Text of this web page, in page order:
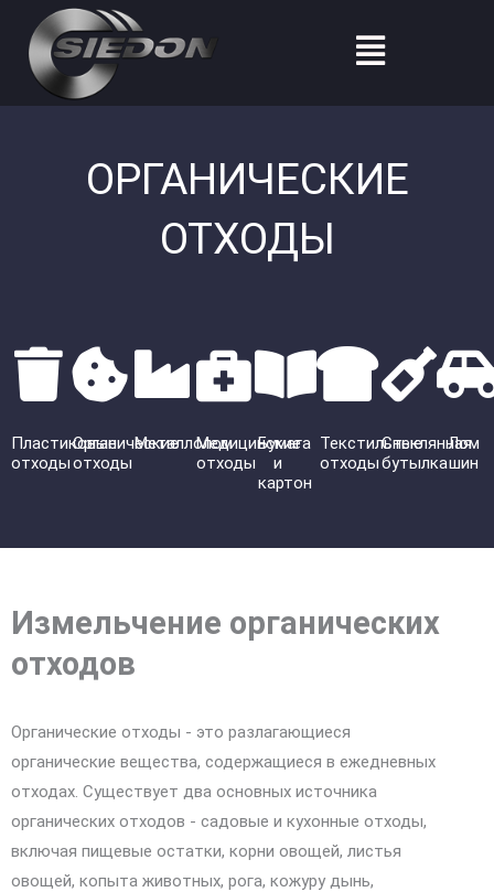
Перейти
содержимому
Меню
ОРГАНИЧЕСКИЕ
ОТХОДЫ
Пластиковые
отходы
Органические
отходы
МеталлоломМедицинские
отходы
Бумага
и
картон
Текстильные
отходы
Стеклянная
бутылка
Лом
шин
Измельчение органических
отходов
Органические отходы - это разлагающиеся
органические вещества, содержащиеся в ежедневных
отходах. Существует два основных источника
органических отходов - садовые и кухонные отходы,
включая пищевые остатки, корни овощей, листья
овощей, копыта животных, рога, кожуру дынь,